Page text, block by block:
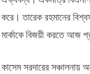
করে। তারেক রহমানের
মার্কাকে বিজয়ী করতে আজ
কাসেম সরদারের